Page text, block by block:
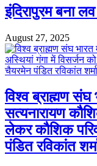
इंदिरापुरम बना
August 27, 2025
विश्व ब्राह्मण संघ
सत्यनारायण
लेकर कौशिक
पंडित रविकांत